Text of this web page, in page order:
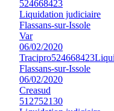
524668423
Liquidation judiciaire
Flassans-sur-Issole
Var
06/02/2020
Tracipro524668423
Flassans-sur-Issole
06/02/2020
Creasud
512752130